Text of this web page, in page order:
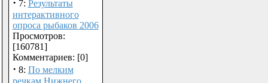
· 7: Результаты
интерактивного
опроса рыбаков 2006
Просмотров:
[160781]
Комментариев: [0]
· 8: По мелким
речкам Нижнего